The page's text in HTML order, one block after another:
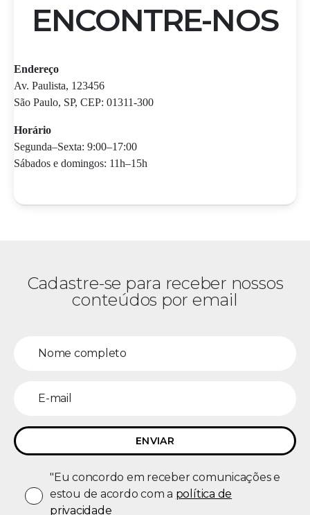
ENCONTRE-NOS
Endereço
Av. Paulista, 123456
São Paulo, SP, CEP: 01311-300
Horário
Segunda–Sexta: 9:00–17:00
Sábados e domingos: 11h–15h
Cadastre-se para receber nossos
conteúdos por email
"Eu concordo em receber comunicações e
estou de acordo com a política de
privacidade